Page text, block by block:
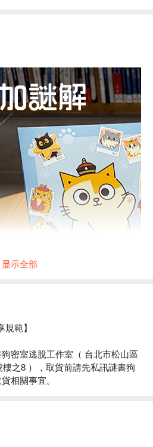
显示全部
範】
密室逃脫工作室（ 台北市松山區
之8 ），取貨前請先私訊謎書狗
相關事宜。